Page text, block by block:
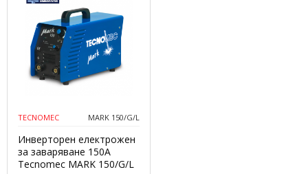
TECNOMEC MARK 150/G/L
Инверторен електрожен
за заваряване 150A
Tecnomec MARK 150/G/L